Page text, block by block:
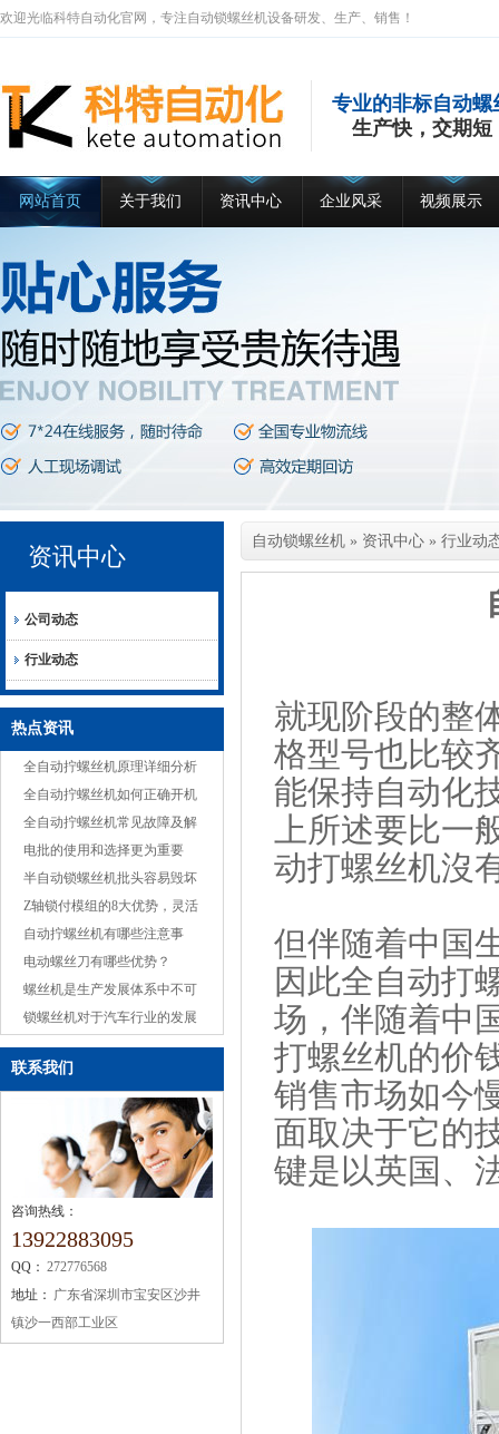
欢迎光临科特自动化官网，专注自动锁螺丝机设备研发、生产、销售！
专业的非标自动螺
生产快，交期短
网站首页 关于我们 资讯中心 企业风采 视频展示
资讯中心
公司动态
行业动态
热点资讯
全自动拧螺丝机原理详细分析
全自动拧螺丝机如何正确开机
全自动拧螺丝机常见故障及解
决方案
电批的使用和选择更为重要
半自动锁螺丝机批头容易毁坏
的原因
Z轴锁付模组的8大优势，灵活
适应多种产品
自动拧螺丝机有哪些注意事
项？
电动螺丝刀有哪些优势？
螺丝机是生产发展体系中不可
或缺的机械设备
锁螺丝机对于汽车行业的发展
联系我们
咨询热线：
13922883095
QQ： 272776568
地址： 广东省深圳市宝安区沙井
镇沙一西部工业区
自动锁螺丝机 » 资讯中心 » 行业动
就现阶段的整
格型号也比较
能保持自动化
上所述要比一
动打螺丝机沒
但伴随着中国
因此全自动打
场，伴随着中
打螺丝机的价
销售市场如今
面取决于它的
键是以英国、